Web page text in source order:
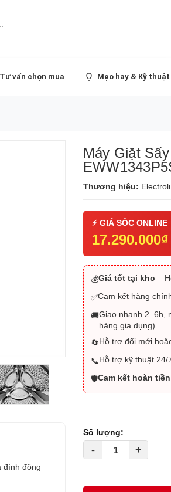
Tư vấn chọn mua Mẹo hay & Kỹ thuật
đình đông
Máy Giặt
Thương hiệu:
17.290.000₫
💰Giá tốt tại kho –
✅Cam kết hàng
🚚Giao nhanh 2–6h,
hàng gia dụng)
🔄Hỗ trợ đổi mới
📞Hỗ trợ kỹ thuật
🛡️Cam kết hoàn
Số lượng:
- +